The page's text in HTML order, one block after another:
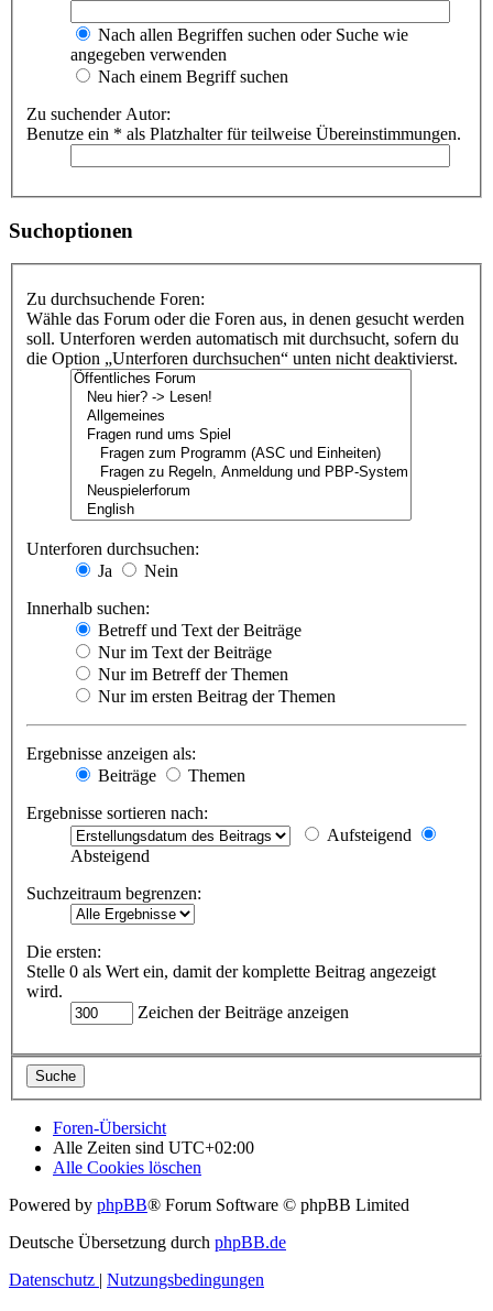
Nach allen Begriffen suchen oder Suche wie
angegeben verwenden
Nach einem Begriff suchen
Zu suchender Autor:
Benutze ein * als Platzhalter für teilweise Übereinstimmungen.
Suchoptionen
Zu durchsuchende Foren:
Wähle das Forum oder die Foren aus, in denen gesucht werden
soll. Unterforen werden automatisch mit durchsucht, sofern du
die Option „Unterforen durchsuchen“ unten nicht deaktivierst.
Unterforen durchsuchen:
Ja
Nein
Innerhalb suchen:
Betreff und Text der Beiträge
Nur im Text der Beiträge
Nur im Betreff der Themen
Nur im ersten Beitrag der Themen
Ergebnisse anzeigen als:
Beiträge
Themen
Ergebnisse sortieren nach:
Aufsteigend
Absteigend
Suchzeitraum begrenzen:
Die ersten:
Stelle 0 als Wert ein, damit der komplette Beitrag angezeigt
wird.
Zeichen der Beiträge anzeigen
Foren-Übersicht
Alle Zeiten sind UTC+02:00
Alle Cookies löschen
Powered by phpBB® Forum Software © phpBB Limited
Deutsche Übersetzung durch phpBB.de
Datenschutz | Nutzungsbedingungen